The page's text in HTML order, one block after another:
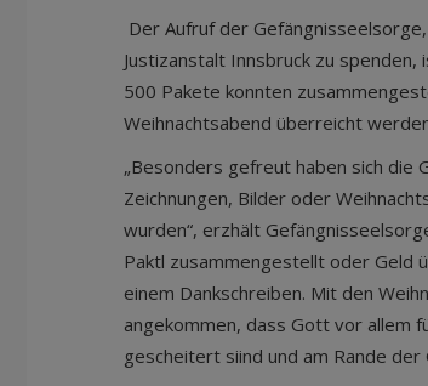
Der Aufruf der
Justizanstalt Innsbruck zu
500 Pakete konnten
Weihnachtsabend überreicht
„Besonders gefreut haben sich die
Zeichnungen, Bilder oder
wurden“, erzhält
Paktl zusammengestellt oder Geld
einem Dankschreiben. Mit den
angekommen, dass Gott vor allem
gescheitert siind und am Rande der